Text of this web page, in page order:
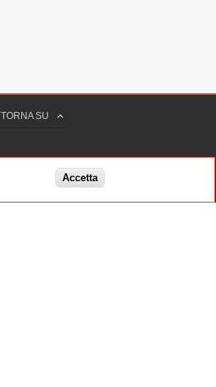
TORNA SU
Accetta